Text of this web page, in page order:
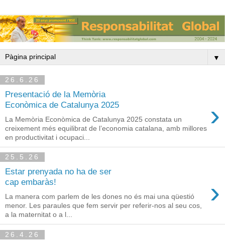
▼
26.6.26
Presentació de la Memòria
Econòmica de Catalunya 2025
›
La Memòria Econòmica de Catalunya 2025 constata un
creixement més equilibrat de l’economia catalana, amb millores
en productivitat i ocupaci...
25.5.26
Estar prenyada no ha de ser
cap embaràs!
›
La manera com parlem de les dones no és mai una qüestió
menor. Les paraules que fem servir per referir-nos al seu cos,
a la maternitat o a l...
26.4.26